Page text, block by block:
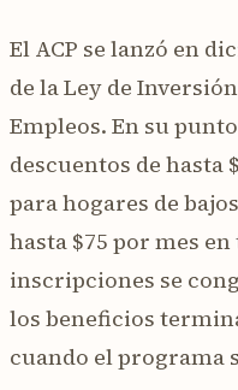
El ACP se lanzó en
de la Ley de
Empleos. En su
descuentos de hasta
para hogares de
hasta $75 por mes
inscripciones se
los beneficios
cuando el programa